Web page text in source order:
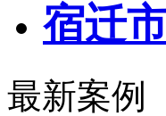
宿迁
最新案例